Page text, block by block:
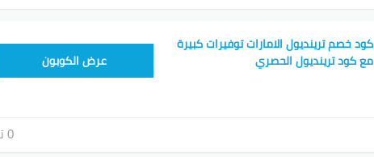
كود خصم ترينديول الامارات توفيرات كبيرة
مع كود ترينديول الحصري
عرض الكوبون
0 تعليق